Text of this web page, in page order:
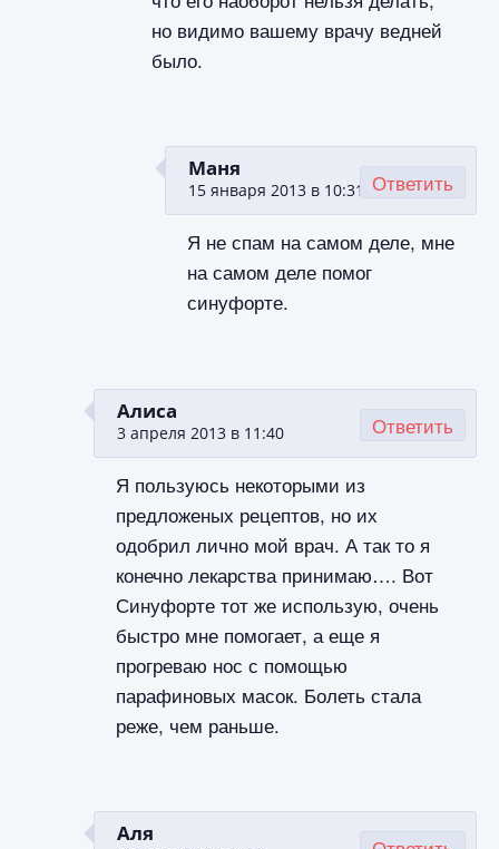
но видимо вашему врачу ведней
было.
Маня
15 января 2013 в 10:31
Я не спам на самом деле, мне
на самом деле помог
синуфорте.
Ответить
Алиса
3 апреля 2013 в 11:40
Я пользуюсь некоторыми из
предложеных рецептов, но их
одобрил лично мой врач. А так то я
конечно лекарства принимаю…. Вот
Синуфорте тот же использую, очень
быстро мне помогает, а еще я
прогреваю нос с помощью
парафиновых масок. Болеть стала
реже, чем раньше.
Ответить
Аля